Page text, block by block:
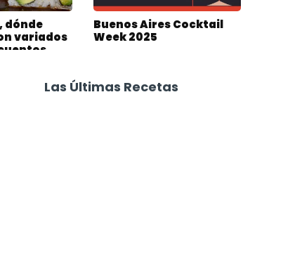
dónde
variados
Buenos Aires Cocktail
Week 2025
Las Últimas Recetas